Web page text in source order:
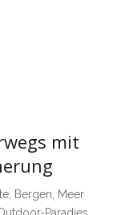
mit
Bergen, Meer
Paradies.